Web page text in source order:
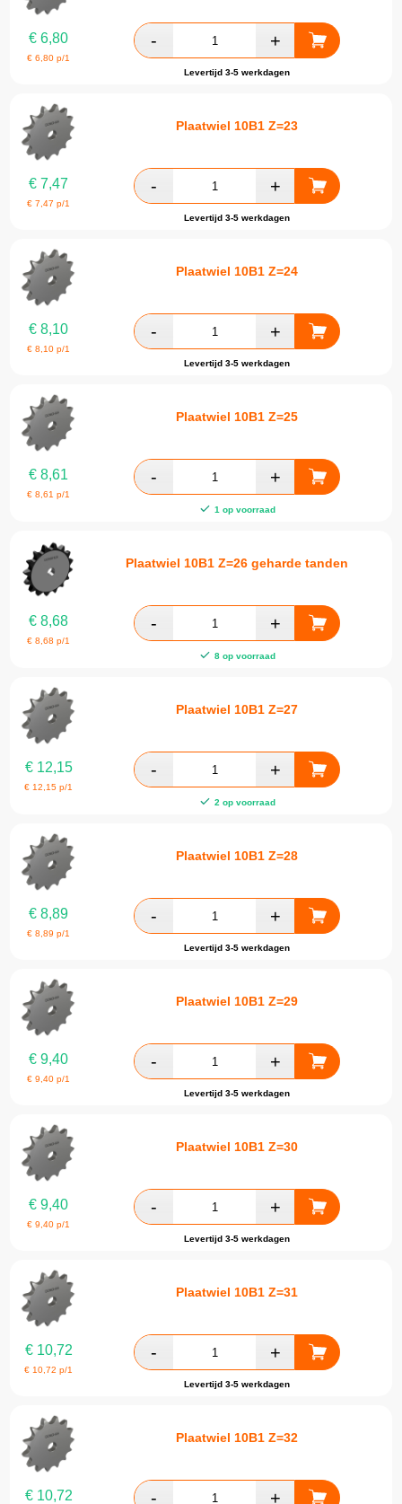
€ 6,80
€6,80 p/1
Levertijd 3-5 werkdagen
Plaatwiel 10B1 Z=23
€ 7,47
€7,47 p/1
Levertijd 3-5 werkdagen
Plaatwiel 10B1 Z=24
€ 8,10
€8,10 p/1
Levertijd 3-5 werkdagen
Plaatwiel 10B1 Z=25
€ 8,61
€8,61 p/1
1 op voorraad
Plaatwiel 10B1 Z=26 geharde tanden
€ 8,68
€8,68 p/1
8 op voorraad
Plaatwiel 10B1 Z=27
€12,15
€ 12,15 p/1
2 op voorraad
Plaatwiel 10B1 Z=28
€ 8,89
€8,89 p/1
Levertijd 3-5 werkdagen
Plaatwiel 10B1 Z=29
€ 9,40
€9,40 p/1
Levertijd 3-5 werkdagen
Plaatwiel 10B1 Z=30
€ 9,40
€9,40 p/1
Levertijd 3-5 werkdagen
Plaatwiel 10B1 Z=31
€10,72
€ 10,72 p/1
Levertijd 3-5 werkdagen
Plaatwiel 10B1 Z=32
€10,72